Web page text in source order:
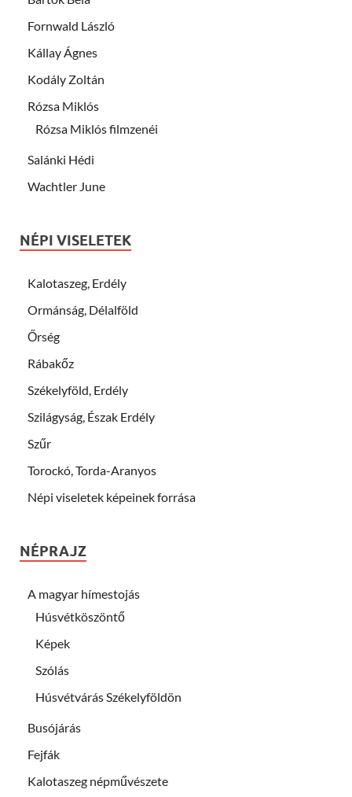
Fornwald László
Kállay Ágnes
Kodály Zoltán
Rózsa Miklós
Rózsa Miklós filmzenéi
Salánki Hédi
Wachtler June
NÉPI VISELETEK
Kalotaszeg, Erdély
Ormánság, Délalföld
Őrség
Rábakőz
Székelyföld, Erdély
Szilágyság, Észak Erdély
Szűr
Torockó, Torda-Aranyos
Népi viseletek képeinek forrása
NÉPRAJZ
A magyar hímestojás
Húsvétköszöntő
Képek
Szólás
Húsvétvárás Székelyföldön
Busójárás
Fejfák
Kalotaszeg népművészete